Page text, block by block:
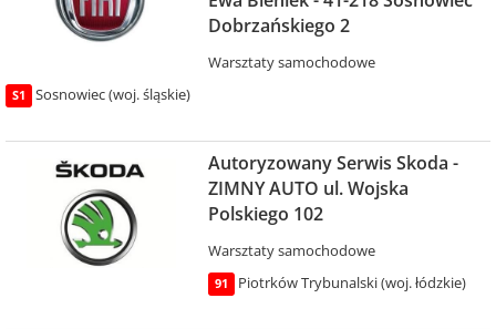
Dobrzańskiego 2
Warsztaty samochodowe
S1 Sosnowiec (woj. śląskie)
Autoryzowany Serwis Skoda -
ZIMNY AUTO ul. Wojska
Polskiego 102
Warsztaty samochodowe
91 Piotrków Trybunalski (woj. łódzkie)